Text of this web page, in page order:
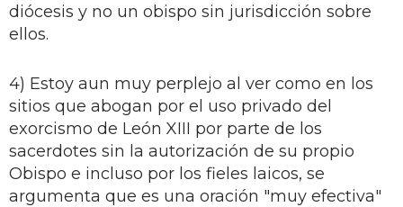
diócesis y no un obispo sin jurisdicción sobre
ellos.
4) Estoy aun muy perplejo al ver como en los
sitios que abogan por el uso privado del
exorcismo de León XIII por parte de los
sacerdotes sin la autorización de su propio
Obispo e incluso por los fieles laicos, se
argumenta que es una oración "muy efectiva"